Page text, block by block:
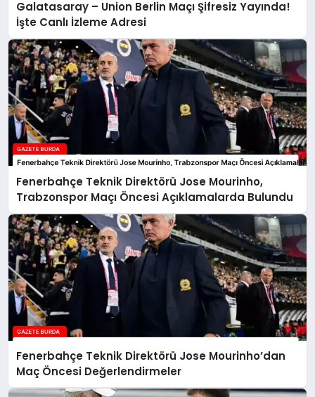
Galatasaray – Union Berlin Maçı Şifresiz Yayında!
İşte Canlı İzleme Adresi
Fenerbahçe Teknik Direktörü Jose Mourinho,
Trabzonspor Maçı Öncesi Açıklamalarda Bulundu
Fenerbahçe Teknik Direktörü Jose Mourinho’dan
Maç Öncesi Değerlendirmeler